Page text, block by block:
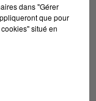
dans "Gérer
que pour
situé en